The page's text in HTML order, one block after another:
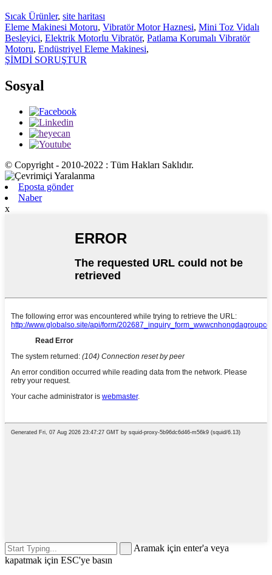
Sıcak Ürünler, site haritası
Eleme Makinesi Motoru, Vibratör Motor Haznesi, Mini Toz Vidalı
Besleyici, Elektrik Motorlu Vibratör, Patlama Korumalı Vibratör
Motoru, Endüstriyel Eleme Makinesi,
ŞİMDİ SORUŞTUR
Sosyal
© Copyright - 2010-2022 : Tüm Hakları Saklıdır.
Eposta gönder
Naber
x
Aramak için enter'a veya
kapatmak için ESC'ye basın